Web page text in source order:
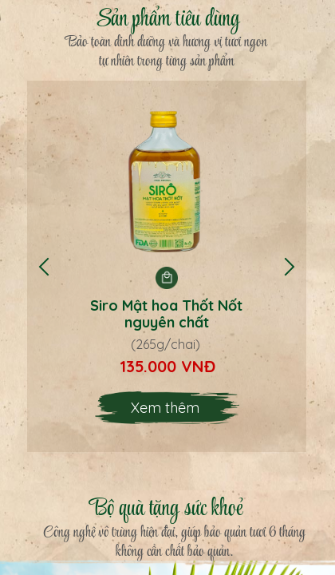
Bảo toàn dinh dưỡng và hương vị tươi ngon
tự nhiên trong từng sản phẩm
Sản phẩm tiêu dùng
Siro Mật hoa Thốt Nốt
nguyên chất
(265g/chai)
Xem thêm
135.000 VNĐ
Bộ quà tặng sức khoẻ
Công nghệ vô trùng hiện đại, giúp bảo quản tươi 6 tháng
không cần chất bảo quản.